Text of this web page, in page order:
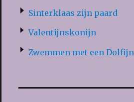
Sinterklaas zijn paard
Valentijnskonijn
Zwemmen met een Dolfijn